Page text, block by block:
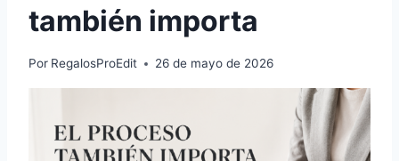
también importa
Por RegalosProEdit 26 de mayo de 2026